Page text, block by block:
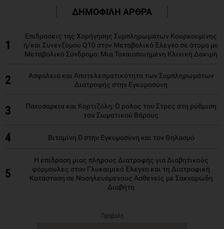
ΔΗΜΟΦΙΛΗ ΑΡΘΡΑ
1
Επιδράσεις της Χορήγησης Συμπληρωμάτων Κουρκουμίνης
ή/και Συνενζύμου Q10 στον Μεταβολικό Έλεγχο σε άτομα με
Μεταβολικό Σύνδρομο: Μια Τυχαιοποιημένη Κλινική Δοκιμή
2
Ασφάλεια και Αποτελεσματικότητα των Συμπληρωμάτων
Διατροφής στην Εγκυμοσύνη
3
Παχυσαρκία και Κορτιζόλη: Ο ρόλος του Στρες στη ρύθμιση
του Σωματικού Βάρους
4 Βιταμίνη D στην Εγκυμοσύνη και τον Θηλασμό
5
Η επίδραση μιας πλήρους Διατροφής για Διαβητικούς
φόρμουλες στον Γλυκαιμικό Έλεγχο και τη Διατροφική
Κατάσταση σε Νοσηλευόμενους Ασθενείς με Σακχαρώδη
Διαβήτη
Προβολή